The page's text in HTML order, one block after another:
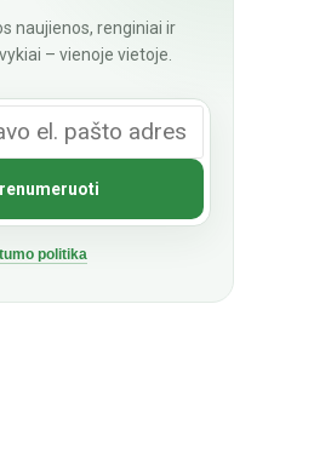
naujienos, renginiai ir
– vienoje vietoje.
politika